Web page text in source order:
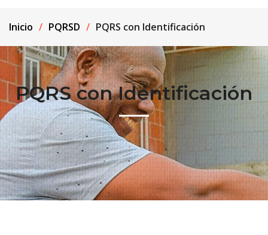
Inicio PQRSD PQRS con Identificación
PQRS con Identificación